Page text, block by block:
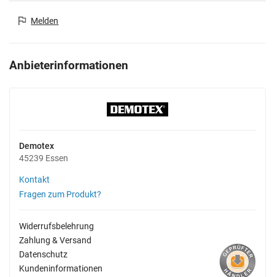
Melden
Anbieterinformationen
Demotex
45239 Essen
Kontakt
Fragen zum Produkt?
Widerrufsbelehrung
Zahlung & Versand
Datenschutz
Kundeninformationen